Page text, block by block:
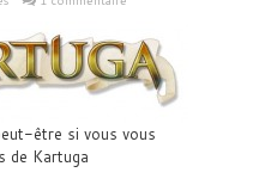
être si vous vous
de Kartuga